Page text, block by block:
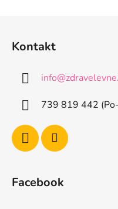
Kontakt
info@
739 819 442
Facebook